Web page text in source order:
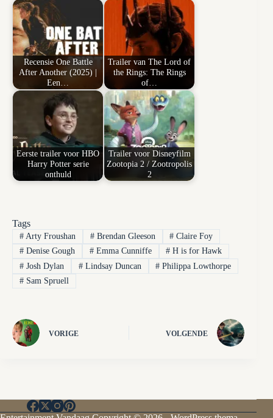
Recensie One Battle
After Another (2025) |
Een…
Trailer van The Lord of
the Rings: The Rings
of…
Eerste trailer voor HBO
Harry Potter serie
onthuld
Trailer voor Disneyfilm
Zootopia 2 / Zootropolis
2
Tags
#Arty Froushan #Brendan Gleeson # Claire Foy
#Denise Gough #Emma Cunniffe # H is for Hawk
#Josh Dylan #Lindsay Duncan # Philippa Lowthorpe
#Sam Spruell
VORIGE VOLGENDE